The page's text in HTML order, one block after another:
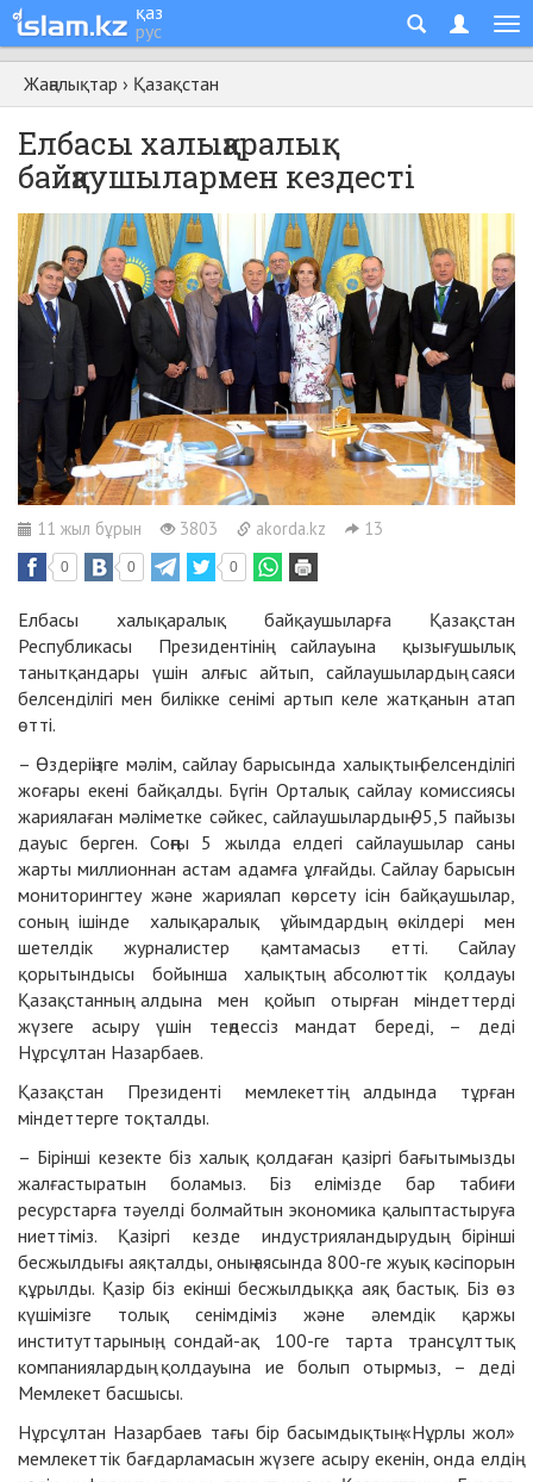
қаз
рус
Жаңалықтар › Қазақстан
Елбасы халықаралық
байқаушылармен кездесті
11 жыл бұрын 3803 akorda.kz 13
0 0 0
Елбасы халықаралық байқаушыларға Қазақстан
Республикасы Президентінің сайлауына қызығушылық
танытқандары үшін алғыс айтып, сайлаушылардың саяси
белсенділігі мен билікке сенімі артып келе жатқанын атап
өтті.
– Өздеріңізге мәлім, сайлау барысында халықтың белсенділігі
жоғары екені байқалды. Бүгін Орталық сайлау комиссиясы
жариялаған мәліметке сәйкес, сайлаушылардың 95,5 пайызы
дауыс берген. Соңғы 5 жылда елдегі сайлаушылар саны
жарты миллионнан астам адамға ұлғайды. Сайлау барысын
мониторингтеу және жариялап көрсету ісін байқаушылар,
соның ішінде халықаралық ұйымдардың өкілдері мен
шетелдік журналистер қамтамасыз етті. Сайлау
қорытындысы бойынша халықтың абсолюттік қолдауы
Қазақстанның алдына мен қойып отырған міндеттерді
жүзеге асыру үшін теңдессіз мандат береді, – деді
Нұрсұлтан Назарбаев.
Қазақстан Президенті мемлекеттің алдында тұрған
міндеттерге тоқталды.
– Бірінші кезекте біз халық қолдаған қазіргі бағытымызды
жалғастыратын боламыз. Біз елімізде бар табиғи
ресурстарға тәуелді болмайтын экономика қалыптастыруға
ниеттіміз. Қазіргі кезде индустрияландырудың бірінші
бесжылдығы аяқталды, оның аясында 800-ге жуық кәсіпорын
құрылды. Қазір біз екінші бесжылдыққа аяқ бастық. Біз өз
күшімізге толық сенімдіміз және әлемдік қаржы
институттарының, сондай-ақ 100-ге тарта трансұлттық
компаниялардың қолдауына ие болып отырмыз, – деді
Мемлекет басшысы.
Нұрсұлтан Назарбаев тағы бір басымдықтың «Нұрлы жол»
мемлекеттік бағдарламасын жүзеге асыру екенін, онда елдің